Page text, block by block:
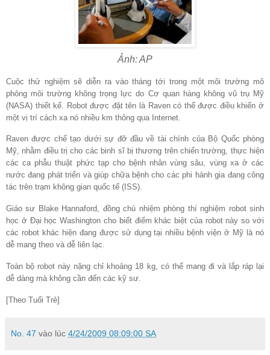
Ảnh: AP
Cuộc thử nghiệm sẽ diễn ra vào tháng tới trong một môi trường mô
phỏng môi trường không trọng lực do Cơ quan hàng không vũ trụ Mỹ
(NASA) thiết kế. Robot được đặt tên là Raven có thể được điều khiển ở
một vị trí cách xa nó nhiều km thông qua Internet.
Raven được chế tạo dưới sự đỡ đầu về tài chính của Bộ Quốc phòng
Mỹ, nhằm điều trị cho các binh sĩ bị thương trên chiến trường, thực hiện
các ca phẫu thuật phức tạp cho bệnh nhân vùng sâu, vùng xa ở các
nước đang phát triển và giúp chữa bệnh cho các phi hành gia đang công
tác trên trạm không gian quốc tế (ISS).
Giáo sư Blake Hannaford, đồng chủ nhiệm phòng thí nghiệm robot sinh
học ở Đại học Washington cho biết điểm khác biệt của robot này so với
các robot khác hiện đang được sử dụng tại nhiều bệnh viện ở Mỹ là nó
dễ mang theo và dễ liên lạc.
Toàn bộ robot này nặng chỉ khoảng 18 kg, có thể mang đi và lắp ráp lại
dễ dàng mà không cần đến các kỹ sư.
[Theo Tuổi Trẻ]
No. 47 vào lúc 4/24/2009 08:09:00 SA